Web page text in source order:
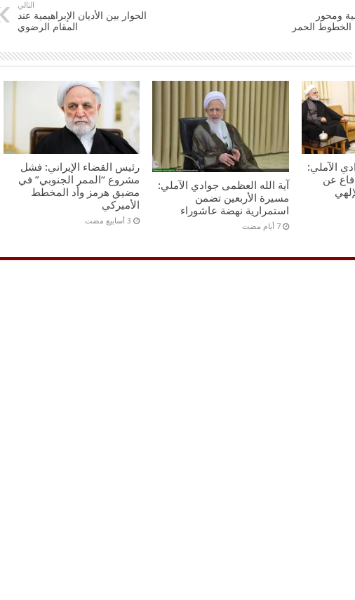
ومحور
الخطوط الحمر
التالي
الحوار بين الأديان الإبراهيمية عند
المقام الرضوي
الآملي:
عن
آية الله العظمى جوادي الآملي:
مسيرة الأربعين تضمن
استمرارية نهضة عاشوراء
‏7 أيام مضت
رئيس القضاء الإيراني: فشل
مشروع “الممر الجنوبي” في
مضيق هرمز وأد المخطط
الأميركي